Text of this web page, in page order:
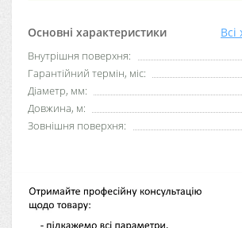
Основні характеристики
Внутрішня поверхня:
Гарантійний термін, міс:
Діаметр, мм:
Довжина, м:
Зовнішня поверхня: